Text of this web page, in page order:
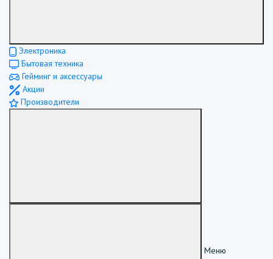
Электроника
Бытовая техника
Гейминг и аксессуары
Акции
Производители
Меню